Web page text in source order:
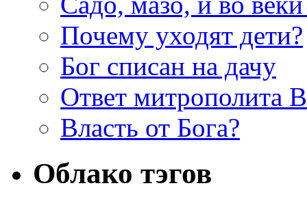
Почему уходят дети?
Бог списан на дачу
Ответ митрополита
Власть от Бога?
Облако тэгов